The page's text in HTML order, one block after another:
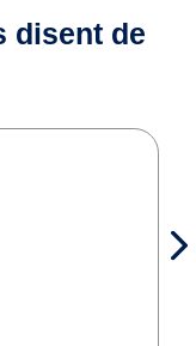
disent de